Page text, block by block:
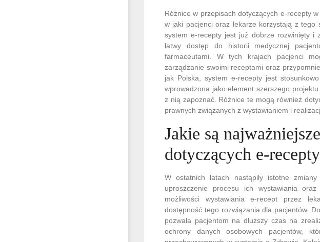
Różnice w przepisach dotyczących e-recepty
w jaki pacjenci oraz lekarze korzystają z tego
system e-recepty jest już dobrze rozwinięty i
łatwy dostęp do historii medycznej
farmaceutami. W tych krajach pacjenci
zarządzanie swoimi receptami oraz
jak Polska, system e-recepty jest
wprowadzona jako element szerszego
z nią zapoznać. Różnice te mogą również
prawnych związanych z wystawianiem i
Jakie są
dotyczących e-
W ostatnich latach nastąpiły istotne
uproszczenie procesu ich wystawiania
możliwości wystawiania e-recept przez
dostępność tego rozwiązania dla pacjentów.
pozwala pacjentom na dłuższy czas na
ochrony danych osobowych pacjentów,